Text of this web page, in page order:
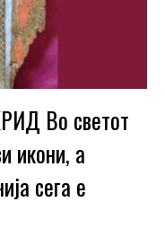
Во светот
икони, а
сега е